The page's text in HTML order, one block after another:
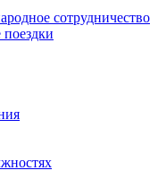
сотрудничество